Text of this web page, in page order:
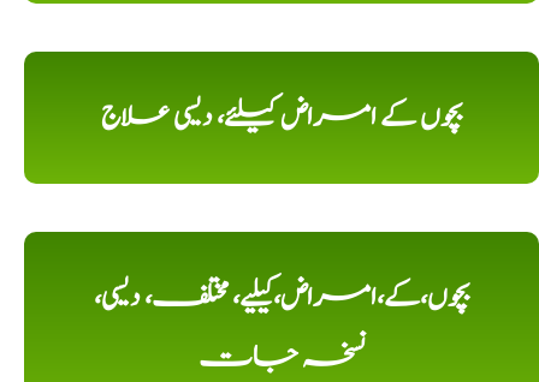
بچوں کے امراض کیلئے، دیسی علاج
بچوں،کے،امراض،کیلیے، مختلف، دیسی،
نسخہ جات